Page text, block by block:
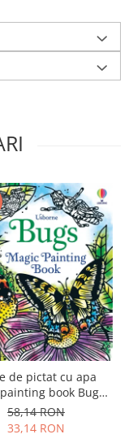
de pictat cu apa
book Bugs",
Usborne
58,14 RON
33,14 RON